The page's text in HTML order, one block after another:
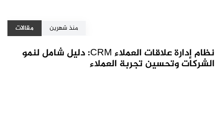
منذ شهرين مقالات
نظام إدارة علاقات العملاء CRM: دليل شامل لنمو
الشركات وتحسين تجربة العملاء